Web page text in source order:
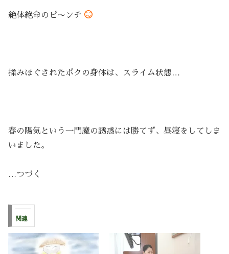
絶体絶命のピ〜ンチ
揉みほぐされたボクの身体は、スライム状態…
春の陽気という一門魔の誘惑には勝てず、昼寝をしてしま
いました。
…つづく
関連